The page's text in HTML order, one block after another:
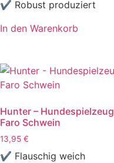
✔ Robust produziert
In den Warenkorb
Hunter – Hundespielzeug
Faro Schwein
13,95 €
✔ Flauschig weich